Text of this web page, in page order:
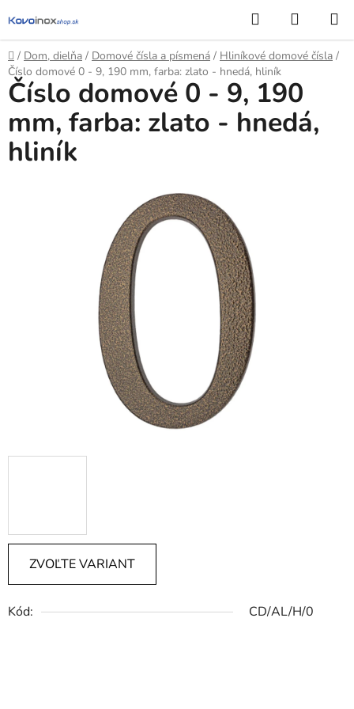
na
obsah
Hľadať
KOŠÍK
Domov
/ Dom, dielňa / Domové čísla a písmená / Hliníkové domové čísla /
Číslo domové 0 - 9, 190 mm, farba: zlato - hnedá, hliník
ZVOĽTE VARIANT
Kód: CD/AL/H/0
Číslo domové 0 - 9, 190
mm, farba: zlato - hnedá,
hliník